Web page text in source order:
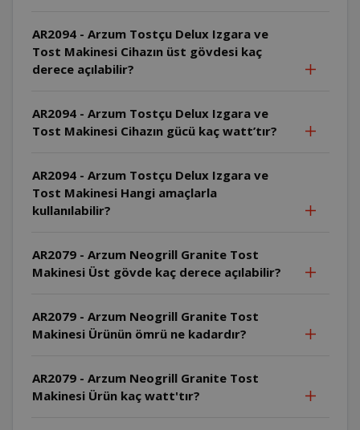
AR2094 - Arzum Tostçu Delux Izgara ve
Tost Makinesi Cihazın üst gövdesi kaç
derece açılabilir?
AR2094 - Arzum Tostçu Delux Izgara ve
Tost Makinesi Cihazın gücü kaç watt’tır?
AR2094 - Arzum Tostçu Delux Izgara ve
Tost Makinesi Hangi amaçlarla
kullanılabilir?
AR2079 - Arzum Neogrill Granite Tost
Makinesi Üst gövde kaç derece açılabilir?
AR2079 - Arzum Neogrill Granite Tost
Makinesi Ürünün ömrü ne kadardır?
AR2079 - Arzum Neogrill Granite Tost
Makinesi Ürün kaç watt'tır?